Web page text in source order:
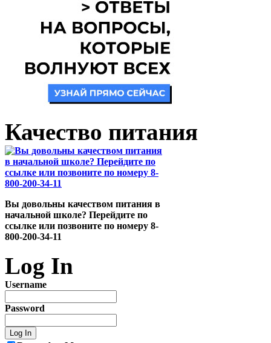
Качество питания
Вы довольны качеством питания в
начальной школе? Перейдите по
ссылке или позвоните по номеру 8-
800-200-34-11
Log In
Username
Password